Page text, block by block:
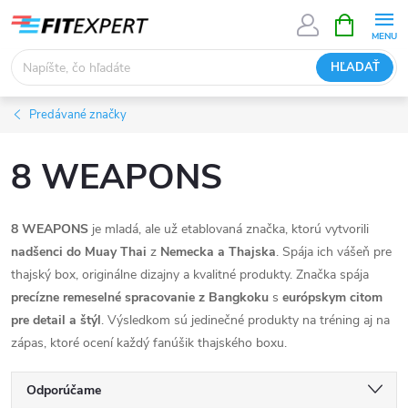
obsah
HĽADAŤ
KOŠÍK
Predávané značky
8 WEAPONS
8 WEAPONS je mladá, ale už etablovaná značka, ktorú vytvorili
nadšenci do Muay Thai z Nemecka a Thajska. Spája ich vášeň pre
thajský box, originálne dizajny a kvalitné produkty. Značka spája
precízne remeselné spracovanie z Bangkoku s európskym citom
pre detail a štýl. Výsledkom sú jedinečné produkty na tréning aj na
zápas, ktoré ocení každý fanúšik thajského boxu.
R
Odporúčame